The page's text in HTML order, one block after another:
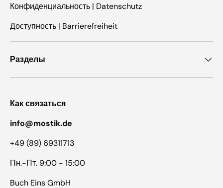
Конфиденциальность | Datenschutz
Доступность | Barrierefreiheit
Разделы
Как связаться
info@mostik.de
+49 (89) 69311713
Пн.-Пт. 9:00 - 15:00
Buch Eins GmbH